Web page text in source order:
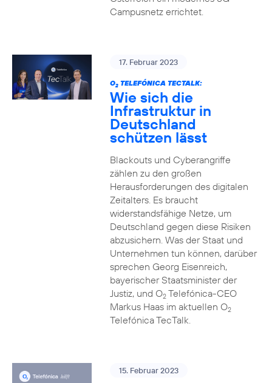
Campusnetz errichtet.
17. Februar 2023
O2TELEFÓNICA TECTALK:
Wie sich die
Infrastruktur in
Deutschland
schützen lässt
Blackouts und Cyberangriffe
zählen zu den großen
Herausforderungen des digitalen
Zeitalters. Es braucht
widerstandsfähige Netze, um
Deutschland gegen diese Risiken
abzusichern. Was der Staat und
Unternehmen tun können, darüber
sprechen Georg Eisenreich,
bayerischer Staatsminister der
Justiz, und O2Telefónica-CEO
Markus Haas im aktuellen O2
Telefónica TecTalk.
15. Februar 2023